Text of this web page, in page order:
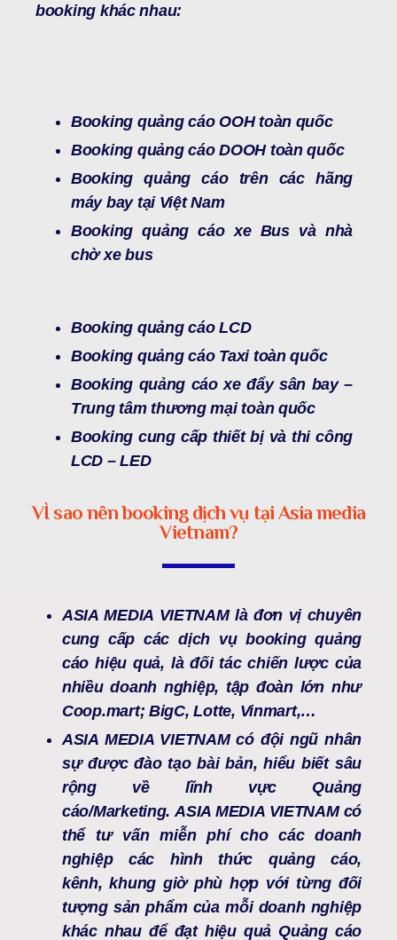
booking khác nhau:
Booking quảng cáo OOH toàn quốc
Booking quảng cáo DOOH toàn quốc
Booking quảng cáo trên các hãng
máy bay tại Việt Nam
Booking quảng cáo xe Bus và nhà
chờ xe bus
Booking quảng cáo LCD
Booking quảng cáo Taxi toàn quốc
Booking quảng cáo xe đẩy sân bay –
Trung tâm thương mại toàn quốc
Booking cung cấp thiết bị và thi công
LCD – LED
VÌ sao nên booking dịch vụ tại Asia media
Vietnam?
ASIA MEDIA VIETNAM là đơn vị chuyên
cung cấp các dịch vụ booking quảng
cáo hiệu quả, là đối tác chiến lược của
nhiều doanh nghiệp, tập đoàn lớn như
Coop.mart; BigC, Lotte, Vinmart,…
ASIA MEDIA VIETNAM có đội ngũ nhân
sự được đào tạo bài bản, hiểu biết sâu
rộng về lĩnh vực Quảng
cáo/Marketing. ASIA MEDIA VIETNAM có
thể tư vấn miễn phí cho các doanh
nghiệp các hình thức quảng cáo,
kênh, khung giờ phù hợp với từng đối
tượng sản phẩm của mỗi doanh nghiệp
khác nhau để đạt hiệu quả Quảng cáo